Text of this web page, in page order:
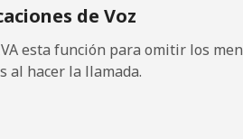
Guiana
de Voz
esta función para omitir los
al hacer la llamada.